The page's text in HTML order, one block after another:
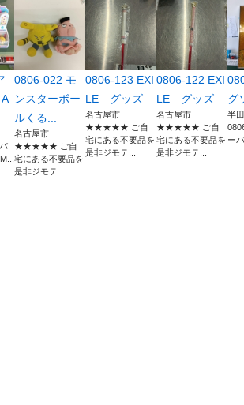
0806-022 モ
ンスターボー
ルくる...
名古屋市
★★★★★ ご自
宅にある不要品を
是非ジモテ...
0806-123 EXI
LE グッズ
名古屋市
★★★★★ ご自
宅にある不要品を
是非ジモテ...
0806-122 EXI
LE グッズ
名古屋市
★★★★★ ご自
宅にある不要品を
是非ジモテ...
グ
半
ー